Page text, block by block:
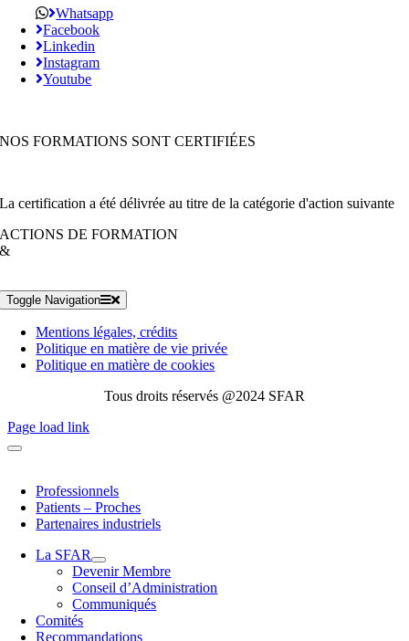
Whatsapp
Facebook
Linkedin
Instagram
Youtube
NOS FORMATIONS SONT CERTIFIÉES
La certification a été délivrée au titre de la catégorie d'action suivante
ACTIONS DE FORMATION
&
Toggle Navigation
Mentions légales, crédits
Politique en matière de vie privée
Politique en matière de cookies
Tous droits réservés @2024 SFAR
Page load link
Professionnels
Patients – Proches
Partenaires industriels
La SFAR
Devenir Membre
Conseil d’Administration
Communiqués
Comités
Recommandations